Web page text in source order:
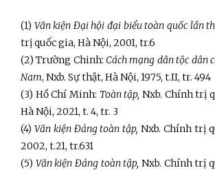
(1) Văn kiện Đại hội đại biểu toàn quốc lần
trị quốc gia, Hà Nội, 2001, tr.6
(2) Trường Chinh: Cách mạng dân tộc dân
Nam, Nxb. Sự thật, Hà Nội, 1975, t.II, tr. 494
(3) Hồ Chí Minh: Toàn tập, Nxb. Chính trị
Hà Nội, 2021, t. 4, tr. 3
(4) Văn kiện Đảng toàn tập,Nxb. Chính trị
2002, t.21, tr.631
(5) Văn kiện Đảng toàn tập,Nxb. Chính trị